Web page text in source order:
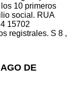
10 primeros
social. RUA
15702
registrales. S 8 ,
DE